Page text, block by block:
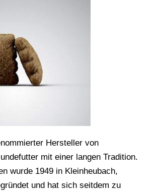
Hersteller von
mit einer langen Tradition.
wurde 1949 in Kleinheubach,
und hat sich seitdem zu